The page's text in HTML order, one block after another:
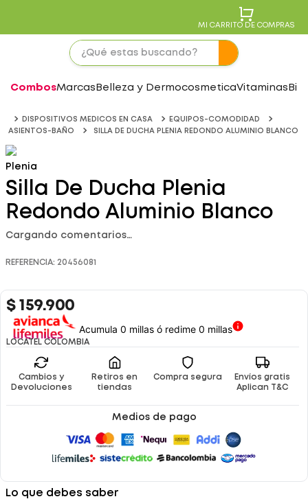
MI CARRITO DE COMPRAS
CombosMarcas Belleza y DermocosmeticaVitaminas
DISPOSITIVOS MEDICOS EN CASA
EQUIPOS-COMODIDAD
ASIENTOS-BAÑO
SILLA DE DUCHA PLENIA REDONDO ALUMINIO BLANCO
Plenia
Silla De Ducha Plenia
Redondo Aluminio Blanco
Cargando comentarios…
REFERENCIA: 20456081
$ 159.900
Acumula 0 millas ó redime 0 millas
LOCATEL COLOMBIA
Cambios y
Devoluciones
Retiros en
tiendas
Compra segura
Envíos gratis
Aplican T&C
Medios de pago
Lo que debes saber